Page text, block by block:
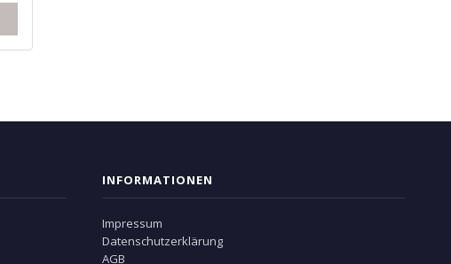
INFORMATIONEN
Impressum
Datenschutzerklärung
AGB